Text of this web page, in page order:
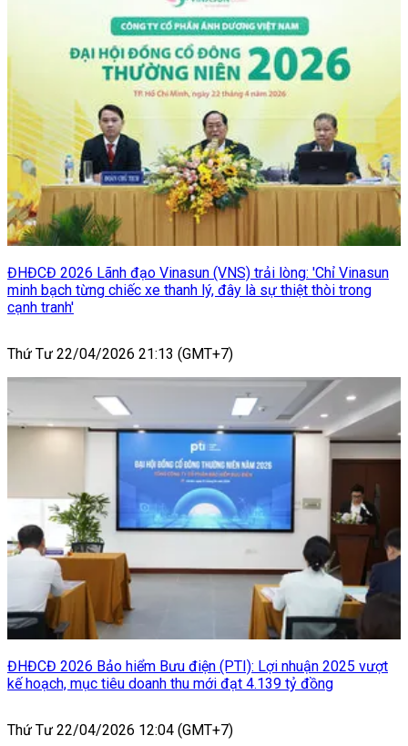
ĐHĐCĐ 2026 Lãnh đạo Vinasun (VNS) trải lòng: 'Chỉ Vinasun
minh bạch từng chiếc xe thanh lý, đây là sự thiệt thòi trong
cạnh tranh'
Thứ Tư 22/04/2026 21:13 (GMT+7)
ĐHĐCĐ 2026 Bảo hiểm Bưu điện (PTI): Lợi nhuận 2025 vượt
kế hoạch, mục tiêu doanh thu mới đạt 4.139 tỷ đồng
Thứ Tư 22/04/2026 12:04 (GMT+7)